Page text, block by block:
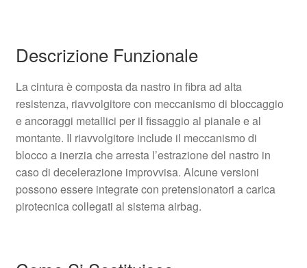
Descrizione Funzionale
La cintura è composta da nastro in fibra ad alta
resistenza, riavvolgitore con meccanismo di bloccaggio
e ancoraggi metallici per il fissaggio al pianale e al
montante. Il riavvolgitore include il meccanismo di
blocco a inerzia che arresta l’estrazione del nastro in
caso di decelerazione improvvisa. Alcune versioni
possono essere integrate con pretensionatori a carica
pirotecnica collegati al sistema airbag.